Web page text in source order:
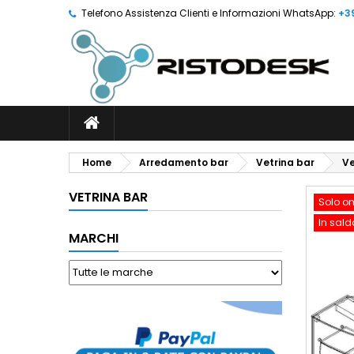
Telefono Assistenza Clienti e Informazioni WhatsApp:
Home Arredamento bar Vetrina bar
VETRINA BAR
MARCHI
Solo
In